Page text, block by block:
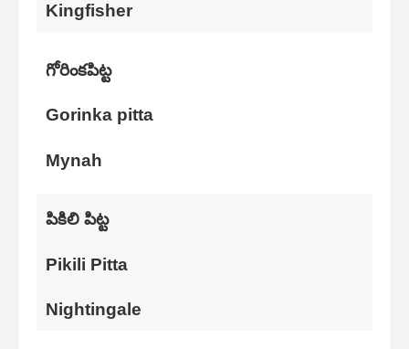
Kingfisher
గోరింకపిట్ట
Gorinka pitta
Mynah
పికిలి పిట్ట
Pikili Pitta
Nightingale